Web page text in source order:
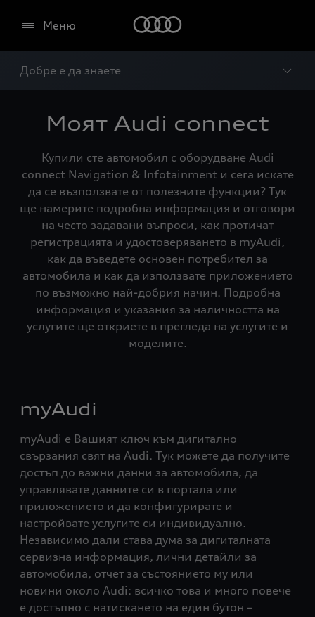
Меню
Добре е да знаете
Моят Audi connect
Купили сте автомобил с оборудване Audi
connect Navigation & Infotainment и сега искате
да се възползвате от полезните функции? Тук
ще намерите подробна информация и отговори
на често задавани въпроси, как протичат
регистрацията и удостоверяването в myAudi,
как да въведете основен потребител за
автомобила и как да използвате приложението
по възможно най-добрия начин. Подробна
информация и указания за наличността на
услугите ще откриете в прегледа на услугите и
моделите.
myAudi
myAudi е Вашият ключ към дигитално
свързания свят на Audi. Тук можете да получите
достъп до важни данни за автомобила, да
управлявате данните си в портала или
приложението и да конфигурирате и
настройвате услугите си индивидуално.
Независимо дали става дума за дигиталната
сервизна информация, лични детайли за
автомобила, отчет за състоянието му или
новини около Audi: всичко това и много повече
е достъпно с натискането на един бутон –